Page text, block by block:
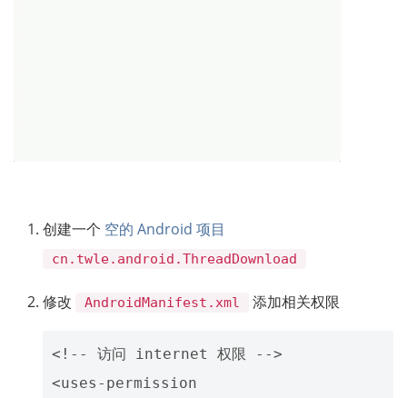
创建一个 空的 Android 项目
cn.twle.android.ThreadDownload
修改 AndroidManifest.xml 添加相关权限
<!-- 访问 internet 权限 -->
<uses-permission